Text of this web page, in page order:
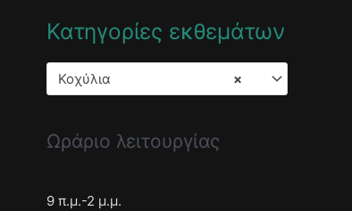
Κατηγορίες εκθεμάτων
×
Κοχύλια
Ωράριο λειτουργίας
9 π.μ.-2 μ.μ.